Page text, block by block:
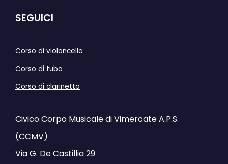
SEGUICI
Corso di violoncello
Corso di tuba
Corso di clarinetto
Civico Corpo Musicale di Vimercate A.P.S.
(CCMV)
Via G. De Castillia 29